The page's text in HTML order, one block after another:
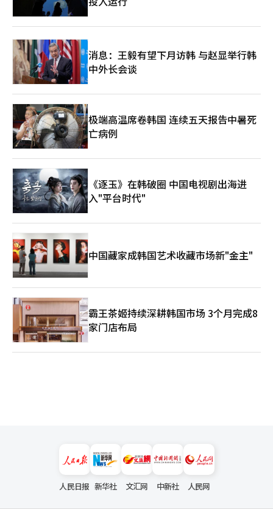
消息：王毅有望下月访韩 与赵显举行韩
中外长会谈
极端高温席卷韩国 连续五天报告中暑死
亡病例
《逐玉》在韩破圈 中国电视剧出海进
入"平台时代"
中国藏家成韩国艺术收藏市场新"金主"
霸王茶姬持续深耕韩国市场 3个月完成8
家门店布局
人民日报 新华社 文汇网 中新社 人民网